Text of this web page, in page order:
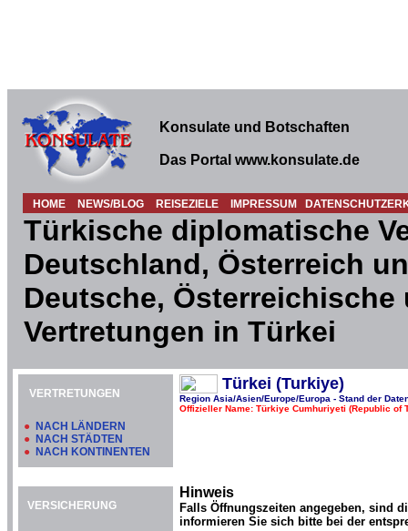
Konsulate und Botschaften
Das Portal www.konsulate.de
HOME NEWS/BLOG REISEZIELE IMPRESSUM
Türkische diplomatische
Deutschland, Österreich
Deutsche,
Vertretungen in Türkei
VERTRETUNGEN
● NACH LÄNDERN
● NACH STÄDTEN
● NACH KONTINENTEN
VERSICHERUNG
Türkei (Turkiye)
Region Asia/Asien/Europe/Europa - Stand der
Offizieller Name: Türkiye Cumhuriyeti (Republic of
Hinweis
Falls Öffnungszeiten angegeben, sind
informieren Sie sich bitte bei der